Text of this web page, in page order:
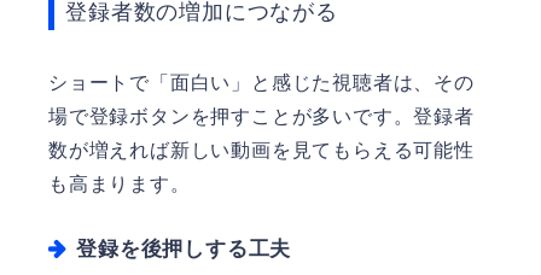
登録者数の増加につながる
ショートで「面白い」と感じた視聴者は、その
場で登録ボタンを押すことが多いです。登録者
数が増えれば新しい動画を見てもらえる可能性
も高まります。
登録を後押しする工夫